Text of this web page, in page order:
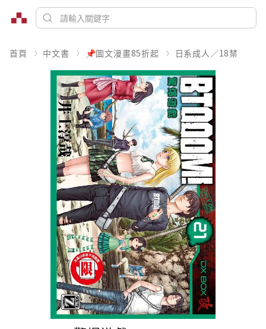
首頁 中文書 📌圖文漫畫85折起 日系成人／18禁